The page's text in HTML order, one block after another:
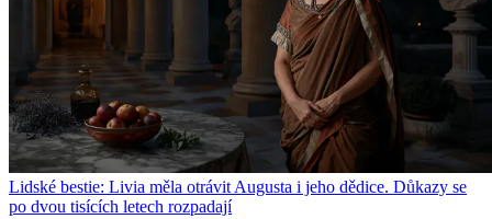
Lidské bestie: Livia měla otrávit Augusta i jeho dědice. Důkazy se
po dvou tisících letech rozpadají